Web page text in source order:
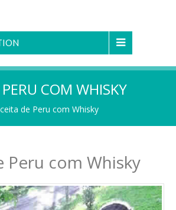
COM WHISKY
de Peru com Whisky
Peru com Whisky